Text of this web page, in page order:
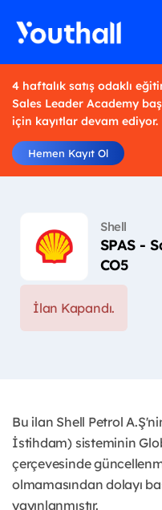
4 haftalık satış odaklı
Sales Leader Academy
için kayıtlar devam ediyor.
Hemen Kayıt Ol
Shell
SPAS -
CO5
İlan Kapandı.
Bu ilan Shell Petrol
İstihdam) sisteminin
çerçevesinde
olmamasından dolayı
yayınlanmıştır.